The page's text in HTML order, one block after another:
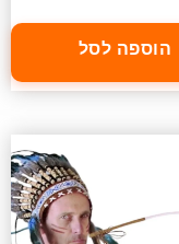
הוספה לסל